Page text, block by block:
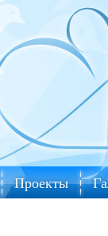
Проекты